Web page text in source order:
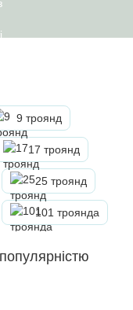
9 троянд
17 троянд
25 троянд
101 троянда